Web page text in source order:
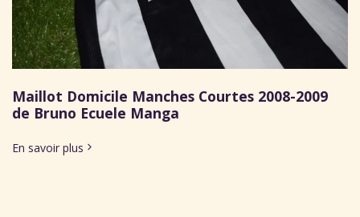
Maillot Domicile Manches Courtes 2008-2009
de Bruno Ecuele Manga
En savoir plus